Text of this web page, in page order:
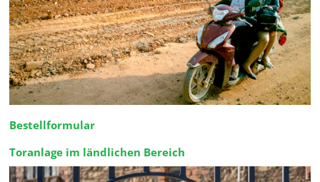
Bestellformular
Toranlage im ländlichen Bereich